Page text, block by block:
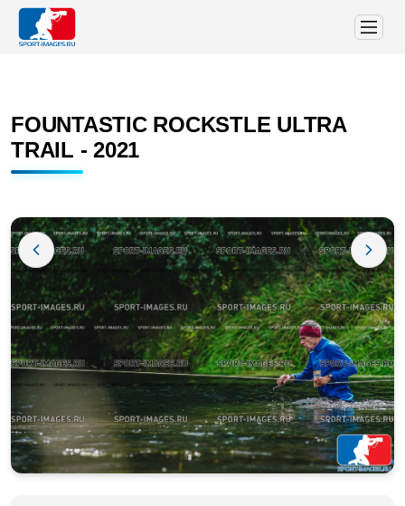
FOUNTASTIC ROCKSTLE ULTRA
TRAIL - 2021